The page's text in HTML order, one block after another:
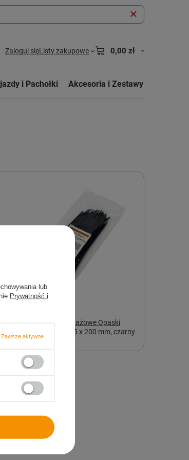
Zaloguj sięListy zakupowe 0,00 zł
i Pachołki Akcesoria i Zestawy
Opaski zaciskowe montażowe Opaski
Kablowe Tretytka UV 3,5 x 200 mm, czarny
17,99 zł
lub
Prywatność i
Zawsze aktywne